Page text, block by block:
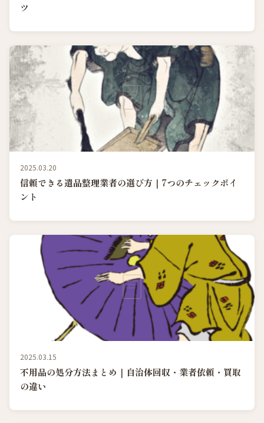
ツ
2025.03.20
信頼できる遺品整理業者の選び方｜7つのチェックポイ
ント
2025.03.15
不用品の処分方法まとめ｜自治体回収・業者依頼・買取
の違い